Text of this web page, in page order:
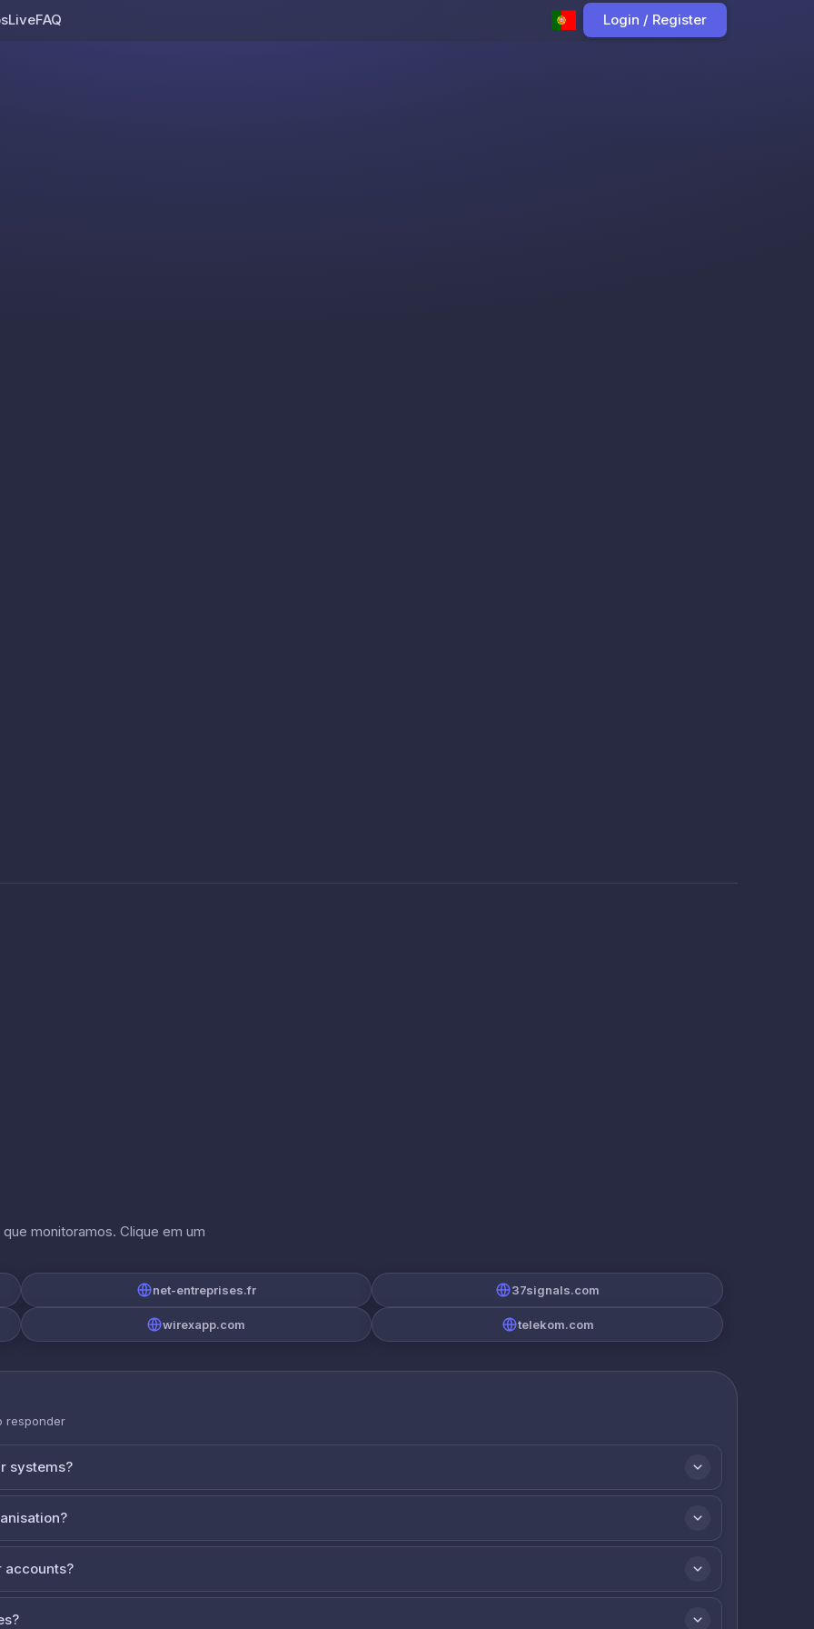
LiveFAQ Login / Register
monitoramos. Clique em um
net-entreprises.fr 37signals.com
wirexapp.com telekom.com
responder
systems?
accounts?